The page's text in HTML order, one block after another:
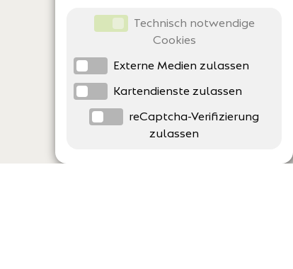
Technisch notwendige
Cookies
Externe Medien zulassen
Kartendienste zulassen
reCaptcha-Verifizierung
zulassen